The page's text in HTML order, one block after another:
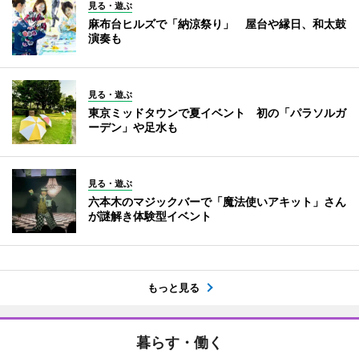
見る・遊ぶ
麻布台ヒルズで「納涼祭り」 屋台や縁日、和太鼓
演奏も
見る・遊ぶ
東京ミッドタウンで夏イベント 初の「パラソルガ
ーデン」や足水も
見る・遊ぶ
六本木のマジックバーで「魔法使いアキット」さん
が謎解き体験型イベント
もっと見る
暮らす・働く